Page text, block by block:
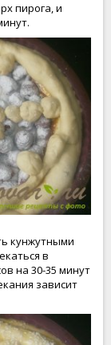
пирога, и
кунжутными
в
на 30-35 минут
зависит